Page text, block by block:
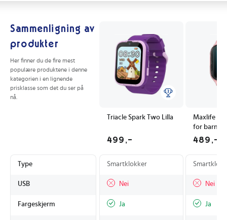
Sammenligning av
produkter
Her finner du de fire mest
populære produktene i denne
kategorien i en lignende
prisklasse som det du ser på
nå.
Triacle Spark Two Lilla
499,-
Maxlife
for barn
Rosa
489,-
Type Smartklokker
USB Nei Nei
Fargeskjerm Ja Ja